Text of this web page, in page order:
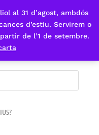
al 31 d’agost, ambdós
d’estiu. Servirem o
de l’1 de setembre.